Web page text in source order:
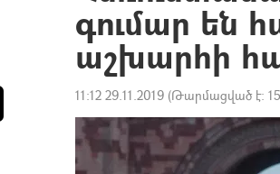
գումար են
աշխարհի
11:12 29.11.2019 (Թարմացված է: